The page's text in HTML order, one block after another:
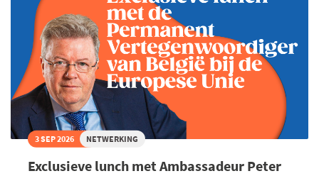
3 SEP 2026 NETWERKING
Exclusieve lunch met Ambassadeur Peter